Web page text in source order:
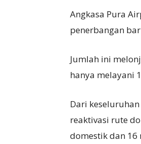
Angkasa Pura
penerbangan
Jumlah ini
hanya melayani
Dari
reaktivasi rute
domestik dan